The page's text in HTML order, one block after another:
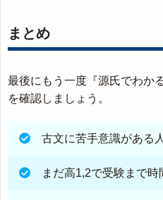
まとめ
最後にもう一度『源氏でわか
を確認しましょう。
古文に苦手意識がある人
まだ高1,2で受験まで時